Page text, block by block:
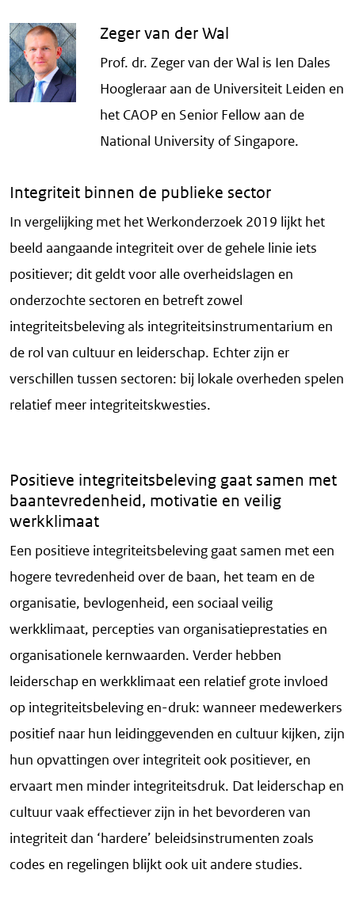
Zeger van der Wal
Prof. dr. Zeger van der Wal is Ien Dales
Hoogleraar aan de Universiteit Leiden en
het CAOP en Senior Fellow aan de
National University of Singapore.
Integriteit binnen de publieke sector
In vergelijking met het Werkonderzoek 2019 lijkt het
beeld aangaande integriteit over de gehele linie iets
positiever; dit geldt voor alle overheidslagen en
onderzochte sectoren en betreft zowel
integriteitsbeleving als integriteitsinstrumentarium en
de rol van cultuur en leiderschap. Echter zijn er
verschillen tussen sectoren: bij lokale overheden spelen
relatief meer integriteitskwesties.
Positieve integriteitsbeleving gaat samen met
baantevredenheid, motivatie en veilig
werkklimaat
Een positieve integriteitsbeleving gaat samen met een
hogere tevredenheid over de baan, het team en de
organisatie, bevlogenheid, een sociaal veilig
werkklimaat, percepties van organisatieprestaties en
organisationele kernwaarden. Verder hebben
leiderschap en werkklimaat een relatief grote invloed
op integriteitsbeleving en-druk: wanneer medewerkers
positief naar hun leidinggevenden en cultuur kijken, zijn
hun opvattingen over integriteit ook positiever, en
ervaart men minder integriteitsdruk. Dat leiderschap en
cultuur vaak effectiever zijn in het bevorderen van
integriteit dan ‘hardere’ beleidsinstrumenten zoals
codes en regelingen blijkt ook uit andere studies.